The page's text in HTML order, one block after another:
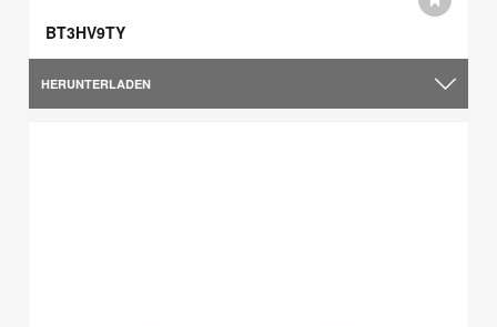
BT3HV9TY
HERUNTERLADEN